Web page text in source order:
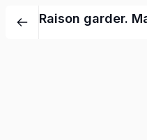
Raison garder.